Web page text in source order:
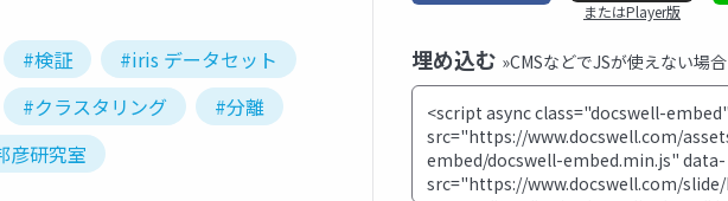
#検証
#iris データセット
#クラスタリング
#分離
彦研究室
またはPlayer版
埋め込む »CMSなどでJSが使えない場合